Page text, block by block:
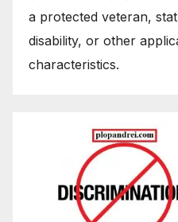
a protected veteran,
disability, or other
characteristics.